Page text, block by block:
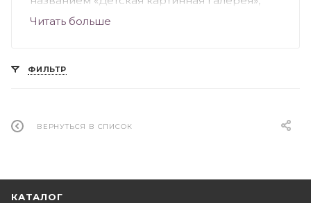
целью которого является построение
«Ежик в тумане» Козлова, «Маленький
майстрів» участвует в социальных проектах,
Читать больше
ФИЛЬТР
ВЕРНУТЬСЯ В СПИСОК
КАТАЛОГ